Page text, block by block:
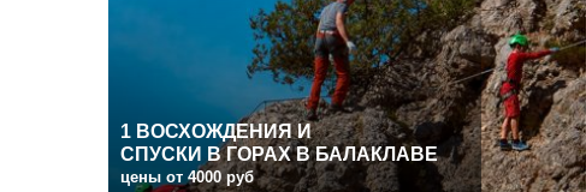
1 ВОСХОЖДЕНИЯ И
СПУСКИ В ГОРАХ В БАЛАКЛАВЕ
цены от 4000 руб